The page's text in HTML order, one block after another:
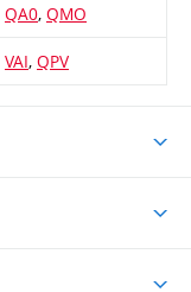
QA0, QMO
VAI, QPV